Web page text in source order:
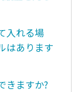
入れる場
はあります
きますか?